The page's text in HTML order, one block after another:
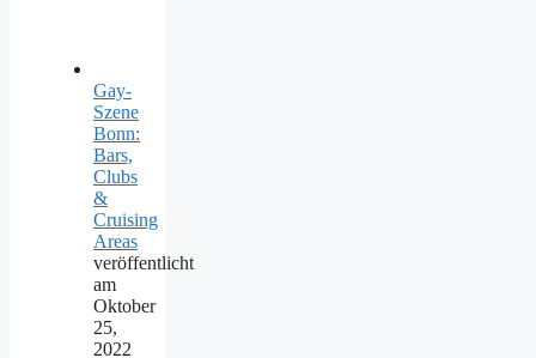
Gay-
Szene
Bonn:
Bars,
Clubs
&
Cruising
Areas
veröffentlicht
am
Oktober
25,
2022